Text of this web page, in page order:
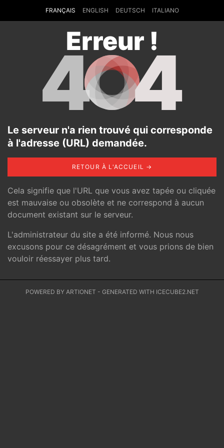
FRANÇAIS ENGLISH DEUTSCH ITALIANO
Erreur !
4 4
Le serveur n'a rien trouvé qui corresponde
à l'adresse (URL) demandée.
RETOUR À L'ACCUEIL →
Cela signifie que l'URL que vous avez tapée ou cliquée
est mauvaise ou obsolète et ne correspond à aucun
document existant sur le serveur.
L'administrateur du site a été informé. Nous nous
excusons pour ce désagrément et vous prions de bien
vouloir réessayer plus tard.
POWERED BY ARTIONET - GENERATED WITH ICECUBE2.NET